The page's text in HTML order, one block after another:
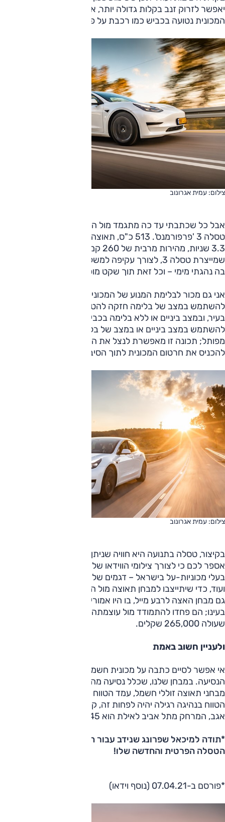
יאפשר לזרוק זנב בקלות גדולה יותר, אולם במצב 'ספורט'
המכונית נטועה בכביש כמו רכבת על פסים.
צילום: עמית אגרונוב
אבל כל שכתבתי עד כה מתגמד מול התאוצות המטורפות של
3.3 שניות, מהירות מרבית של 260 קמ"ש. תאוצות הביניים
שמייצרת טסלה 3, לצורך עקיפה למשל, לא חוויתי בשום מכונית
בה נהגתי מימי – וכל זאת תוך שקט מופלא.
אני גם מכור לבלימת המנוע של המכוניות החשמליות. מקובל
להשתמש במצב של בלימה חזקה להטענה חוזרת של המצבר
בעיר, ובמצב ביניים או ללא בלימה בכביש מהיר. אני אוהב
להשתמש במצב ביניים או במצב של בלימה חזקה גם בכביש
מפותל; תכונה זו מאפשרת לנצל את הבלימה החריפה כדי
להכניס את חרטום המכונית לתוך הסיבוב. משכר.
צילום: עמית אגרונוב
בקיצור, טסלה בתנועה היא חוויה שניתן לקבל רק במכונית-על.
ועוד, כדי שיתייצבו למבחן תאוצה מול הטסלה; כולם סירבו. הצענו
גם מבחן האצה לרבע מייל, בו היו אמורים לנצח, והסירוב נשאר
שעולה 265,000 שקלים.
ולעניין חשוב באמת
אי אפשר לסיים כתבה על מכונית חשמלית בלי להתייחס לטווח
הנסיעה. במבחן שלנו, שכלל נסיעה מהירה במעלה נס הרים,
אגב, המרחק מתל אביב לאילת הוא 345 ק"מ.
*תודה למיכאל שפרונג שנידב עבור המבחן את מכונית
הטסלה הפרטית והחדשה שלו!
*פורסם ב-07.04.21 (נוסף וידאו)